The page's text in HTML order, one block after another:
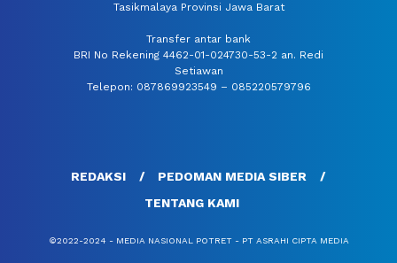
Tasikmalaya Provinsi Jawa Barat
Transfer antar bank
BRI No Rekening 4462-01-024730-53-2 an. Redi
Setiawan
Telepon: 087869923549 – 085220579796
REDAKSI
PEDOMAN MEDIA SIBER
TENTANG KAMI
©2022-2024 - MEDIA NASIONAL POTRET - PT ASRAHI CIPTA MEDIA